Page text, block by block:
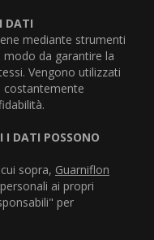
DATI
mediante strumenti
da garantire la
Vengono utilizzati
costantemente
I DATI POSSONO
sopra, Guarniflon
ai propri
per